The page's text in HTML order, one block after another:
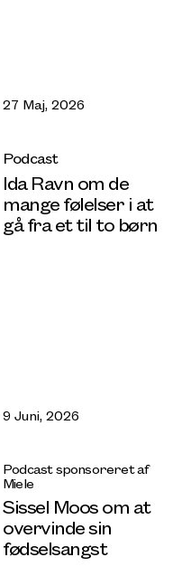
27 Maj, 2026
Podcast
Ida Ravn om de
mange følelser i at
gå fra et til to børn
9 Juni, 2026
Podcast sponsoreret af
Miele
Sissel Moos om at
overvinde sin
fødselsangst